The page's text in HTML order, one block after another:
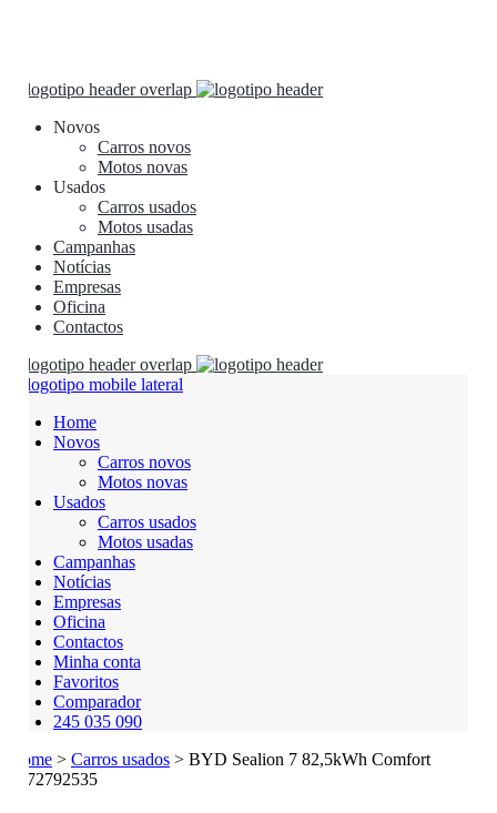
Novos
Carros novos
Motos novas
Usados
Carros usados
Motos usadas
Campanhas
Notícias
Empresas
Oficina
Contactos
Home
Novos
Carros novos
Motos novas
Usados
Carros usados
Motos usadas
Campanhas
Notícias
Empresas
Oficina
Contactos
Minha conta
Favoritos
Comparador
245 035 090
Home > Carros usados > BYD Sealion 7 82,5kWh Comfort
2772792535